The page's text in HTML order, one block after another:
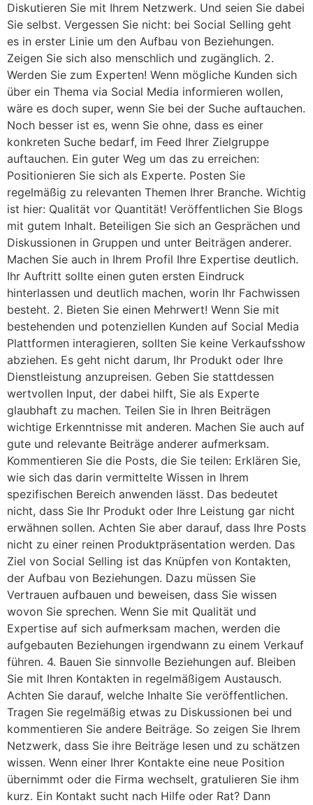
Diskutieren Sie mit Ihrem Netzwerk. Und seien Sie dabei
Sie selbst. Vergessen Sie nicht: bei Social Selling geht
es in erster Linie um den Aufbau von Beziehungen.
Zeigen Sie sich also menschlich und zugänglich. 2.
Werden Sie zum Experten! Wenn mögliche Kunden sich
über ein Thema via Social Media informieren wollen,
wäre es doch super, wenn Sie bei der Suche auftauchen.
Noch besser ist es, wenn Sie ohne, dass es einer
konkreten Suche bedarf, im Feed Ihrer Zielgruppe
auftauchen. Ein guter Weg um das zu erreichen:
Positionieren Sie sich als Experte. Posten Sie
regelmäßig zu relevanten Themen Ihrer Branche. Wichtig
ist hier: Qualität vor Quantität! Veröffentlichen Sie Blogs
mit gutem Inhalt. Beteiligen Sie sich an Gesprächen und
Diskussionen in Gruppen und unter Beiträgen anderer.
Machen Sie auch in Ihrem Profil Ihre Expertise deutlich.
Ihr Auftritt sollte einen guten ersten Eindruck
hinterlassen und deutlich machen, worin Ihr Fachwissen
besteht. 2. Bieten Sie einen Mehrwert! Wenn Sie mit
bestehenden und potenziellen Kunden auf Social Media
Plattformen interagieren, sollten Sie keine Verkaufsshow
abziehen. Es geht nicht darum, Ihr Produkt oder Ihre
Dienstleistung anzupreisen. Geben Sie stattdessen
wertvollen Input, der dabei hilft, Sie als Experte
glaubhaft zu machen. Teilen Sie in Ihren Beiträgen
wichtige Erkenntnisse mit anderen. Machen Sie auch auf
gute und relevante Beiträge anderer aufmerksam.
Kommentieren Sie die Posts, die Sie teilen: Erklären Sie,
wie sich das darin vermittelte Wissen in Ihrem
spezifischen Bereich anwenden lässt. Das bedeutet
nicht, dass Sie Ihr Produkt oder Ihre Leistung gar nicht
erwähnen sollen. Achten Sie aber darauf, dass Ihre Posts
nicht zu einer reinen Produktpräsentation werden. Das
Ziel von Social Selling ist das Knüpfen von Kontakten,
der Aufbau von Beziehungen. Dazu müssen Sie
Vertrauen aufbauen und beweisen, dass Sie wissen
wovon Sie sprechen. Wenn Sie mit Qualität und
Expertise auf sich aufmerksam machen, werden die
aufgebauten Beziehungen irgendwann zu einem Verkauf
führen. 4. Bauen Sie sinnvolle Beziehungen auf. Bleiben
Sie mit Ihren Kontakten in regelmäßigem Austausch.
Achten Sie darauf, welche Inhalte Sie veröffentlichen.
Tragen Sie regelmäßig etwas zu Diskussionen bei und
kommentieren Sie andere Beiträge. So zeigen Sie Ihrem
Netzwerk, dass Sie ihre Beiträge lesen und zu schätzen
wissen. Wenn einer Ihrer Kontakte eine neue Position
übernimmt oder die Firma wechselt, gratulieren Sie ihm
kurz. Ein Kontakt sucht nach Hilfe oder Rat? Dann